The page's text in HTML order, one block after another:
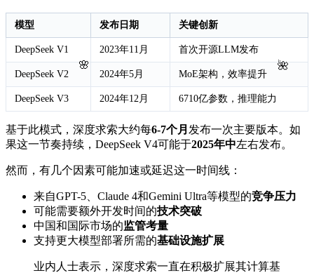
🌸 🌺
模型 发布日期 关键创新
DeepSeek V1 2023年11月 首次开源LLM发布
DeepSeek V2 2024年5月 MoE架构，效率提升
DeepSeek V3 2024年12月 6710亿参数，推理能力
基于此模式，深度求索大约每6-7个月 发布一次主要版本。如
果这一节奏持续，DeepSeek V4可能于2025年中左右发布。
然而，有几个因素可能加速或延迟这一时间线：
来自GPT-5、Claude 4和Gemini Ultra等模型的竞争压力
可能需要额外开发时间的技术突破
中国和国际市场的监管考量
支持更大模型部署所需的基础设施扩展
业内人士表示，深度求索一直在积极扩展其计算基